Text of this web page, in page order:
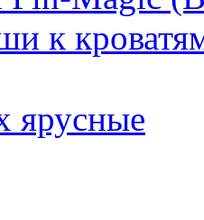
к
ярусные